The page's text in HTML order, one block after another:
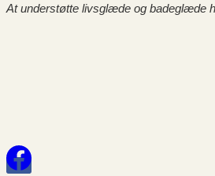
At understøtte livsglæde og badeglæde